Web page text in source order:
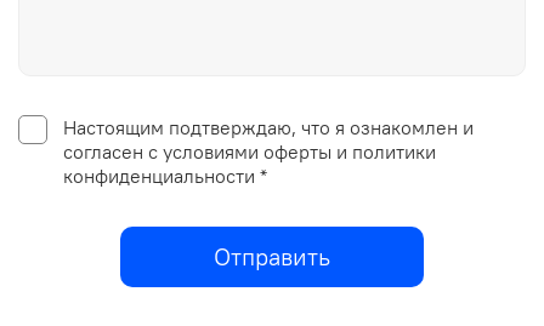
Настоящим подтверждаю, что я ознакомлен и
согласен с условиями оферты и политики
конфиденциальности *
Отправить